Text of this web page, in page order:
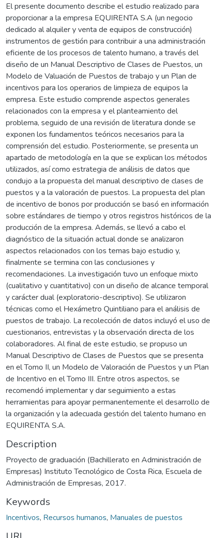
El presente documento describe el estudio realizado para
proporcionar a la empresa EQUIRENTA S.A (un negocio
dedicado al alquiler y venta de equipos de construcción)
instrumentos de gestión para contribuir a una administración
eficiente de los procesos de talento humano, a través del
diseño de un Manual Descriptivo de Clases de Puestos, un
Modelo de Valuación de Puestos de trabajo y un Plan de
incentivos para los operarios de limpieza de equipos la
empresa. Este estudio comprende aspectos generales
relacionados con la empresa y el planteamiento del
problema, seguido de una revisión de literatura donde se
exponen los fundamentos teóricos necesarios para la
comprensión del estudio. Posteriormente, se presenta un
apartado de metodología en la que se explican los métodos
utilizados, así como estrategia de análisis de datos que
condujo a la propuesta del manual descriptivo de clases de
puestos y a la valoración de puestos. La propuesta del plan
de incentivo de bonos por producción se basó en información
sobre estándares de tiempo y otros registros históricos de la
producción de la empresa. Además, se llevó a cabo el
diagnóstico de la situación actual donde se analizaron
aspectos relacionados con los temas bajo estudio y,
finalmente se termina con las conclusiones y
recomendaciones. La investigación tuvo un enfoque mixto
(cualitativo y cuantitativo) con un diseño de alcance temporal
y carácter dual (exploratorio-descriptivo). Se utilizaron
técnicas como el Hexámetro Quintiliano para el análisis de
puestos de trabajo. La recolección de datos incluyó el uso de
cuestionarios, entrevistas y la observación directa de los
colaboradores. Al final de este estudio, se propuso un
Manual Descriptivo de Clases de Puestos que se presenta
en el Tomo II, un Modelo de Valoración de Puestos y un Plan
de Incentivo en el Tomo III. Entre otros aspectos, se
recomendó implementar y dar seguimiento a estas
herramientas para apoyar permanentemente el desarrollo de
la organización y la adecuada gestión del talento humano en
EQUIRENTA S.A.
Description
Proyecto de graduación (Bachillerato en Administración de
Empresas) Instituto Tecnológico de Costa Rica, Escuela de
Administración de Empresas, 2017.
Keywords
Incentivos, Recursos humanos, Manuales de puestos